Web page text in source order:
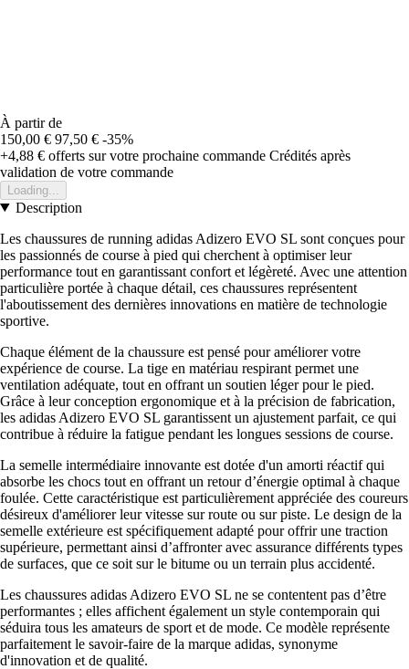
À partir de
150,00 € 97,50 € -35%
+4,88 € offerts sur votre prochaine commande Crédités après
validation de votre commande
Loading...
Description
Les chaussures de running adidas Adizero EVO SL sont conçues pour
les passionnés de course à pied qui cherchent à optimiser leur
performance tout en garantissant confort et légèreté. Avec une attention
particulière portée à chaque détail, ces chaussures représentent
l'aboutissement des dernières innovations en matière de technologie
sportive.
Chaque élément de la chaussure est pensé pour améliorer votre
expérience de course. La tige en matériau respirant permet une
ventilation adéquate, tout en offrant un soutien léger pour le pied.
Grâce à leur conception ergonomique et à la précision de fabrication,
les adidas Adizero EVO SL garantissent un ajustement parfait, ce qui
contribue à réduire la fatigue pendant les longues sessions de course.
La semelle intermédiaire innovante est dotée d'un amorti réactif qui
absorbe les chocs tout en offrant un retour d’énergie optimal à chaque
foulée. Cette caractéristique est particulièrement appréciée des coureurs
désireux d'améliorer leur vitesse sur route ou sur piste. Le design de la
semelle extérieure est spécifiquement adapté pour offrir une traction
supérieure, permettant ainsi d’affronter avec assurance différents types
de surfaces, que ce soit sur le bitume ou un terrain plus accidenté.
Les chaussures adidas Adizero EVO SL ne se contentent pas d’être
performantes ; elles affichent également un style contemporain qui
séduira tous les amateurs de sport et de mode. Ce modèle représente
parfaitement le savoir-faire de la marque adidas, synonyme
d'innovation et de qualité.